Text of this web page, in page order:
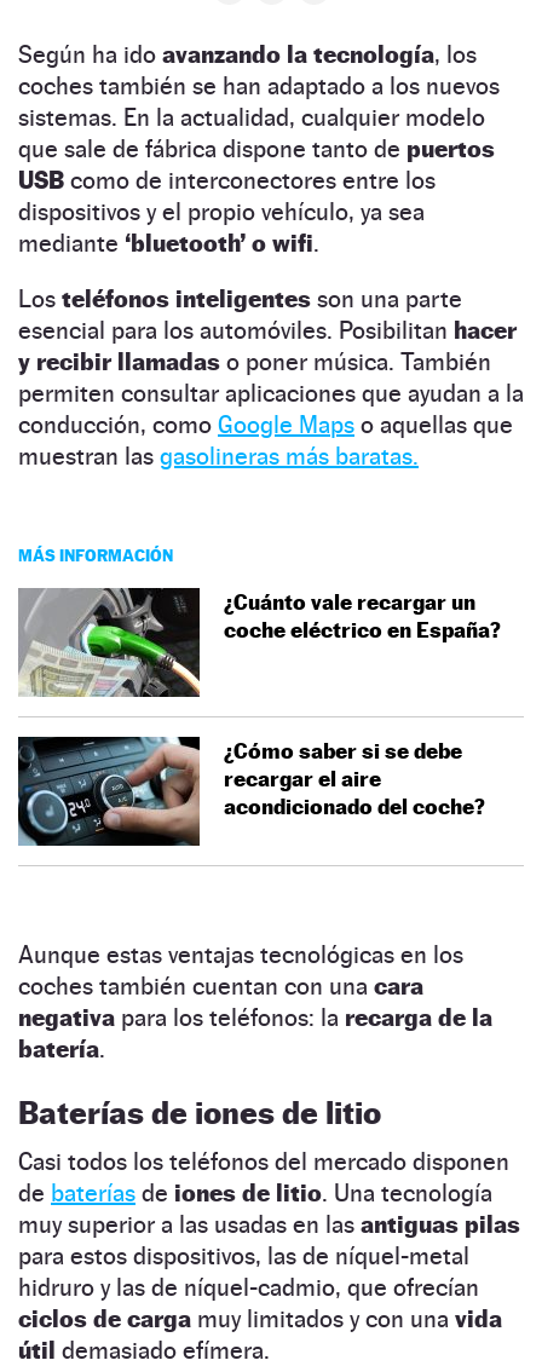
Según ha ido avanzando la tecnología, los
coches también se han adaptado a los nuevos
sistemas. En la actualidad, cualquier modelo
que sale de fábrica dispone tanto de puertos
USB como de interconectores entre los
dispositivos y el propio vehículo, ya sea
mediante ‘bluetooth’ o wifi.
Los teléfonos inteligentes son una parte
esencial para los automóviles. Posibilitan hacer
y recibir llamadas o poner música. También
permiten consultar aplicaciones que ayudan a la
conducción, como Google Maps o aquellas que
muestran las gasolineras más baratas.
MÁS INFORMACIÓN
¿Cuánto vale recargar un
coche eléctrico en España?
¿Cómo saber si se debe
recargar el aire
acondicionado del coche?
Aunque estas ventajas tecnológicas en los
coches también cuentan con una cara
negativa para los teléfonos: la recarga de la
batería.
Baterías de iones de litio
Casi todos los teléfonos del mercado disponen
de baterías de iones de litio. Una tecnología
muy superior a las usadas en las antiguas pilas
para estos dispositivos, las de níquel-metal
hidruro y las de níquel-cadmio, que ofrecían
ciclos de carga muy limitados y con una vida
útil demasiado efímera.